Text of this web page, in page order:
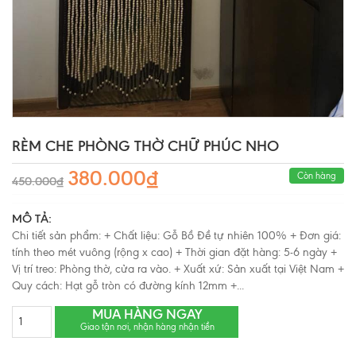
RÈM CHE PHÒNG THỜ CHỮ PHÚC NHO
450.000₫ 380.000₫ Còn hàng
MÔ TẢ:
Chi tiết sản phẩm: + Chất liệu: Gỗ Bồ Đề tự nhiên 100% + Đơn giá:
tính theo mét vuông (rộng x cao) + Thời gian đặt hàng: 5-6 ngày +
Vị trí treo: Phòng thờ, cửa ra vào. + Xuất xứ: Sản xuất tại Việt Nam +
Quy cách: Hạt gỗ tròn có đường kính 12mm +...
MUA HÀNG NGAY
Giao tận nơi, nhận hàng nhận tiền